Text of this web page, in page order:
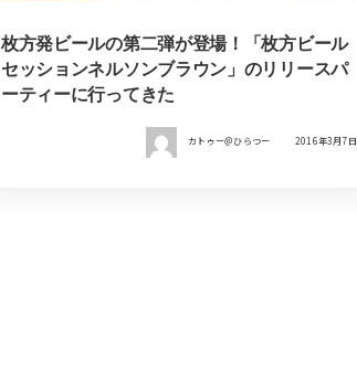
枚方発ビールの第二弾が登場！「枚方ビール
セッションネルソンブラウン」のリリースパ
ーティーに行ってきた
カトゥー＠ひらつー 2016年3月7日